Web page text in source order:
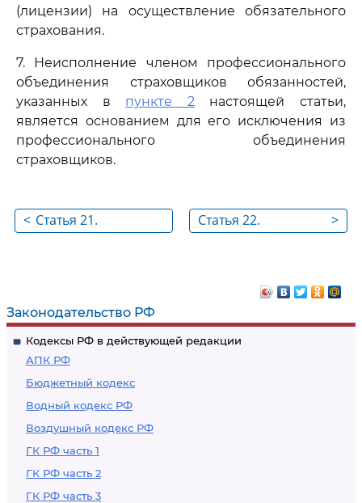
Законодательство РФ
Кодексы РФ в действующей редакции
АПК РФ
Бюджетный кодекс
Водный кодекс РФ
Воздушный кодекс РФ
ГК РФ часть 1
ГК РФ часть 2
ГК РФ часть 3
(лицензии) на осуществление обязательного
страхования.
7. Неисполнение членом профессионального
объединения страховщиков обязанностей,
указанных в пункте 2настоящей статьи,
является основанием для его исключения из
профессионального объединения
страховщиков.
< Статья 21.
>
Статья 22.
страховщиками
операций по
обязательному
страхованию